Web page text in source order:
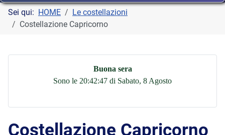
Sei qui: HOME
Le costellazioni
Costellazione Capricorno
Buona sera
Sono le 20:42:48 di Sabato, 8 Agosto
Costellazione Capricorno